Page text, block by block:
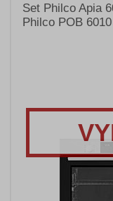
Set Philco Apia
Philco POB